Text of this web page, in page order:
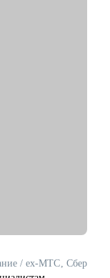
в IT и хочет
/ ex-МТС, Сбер